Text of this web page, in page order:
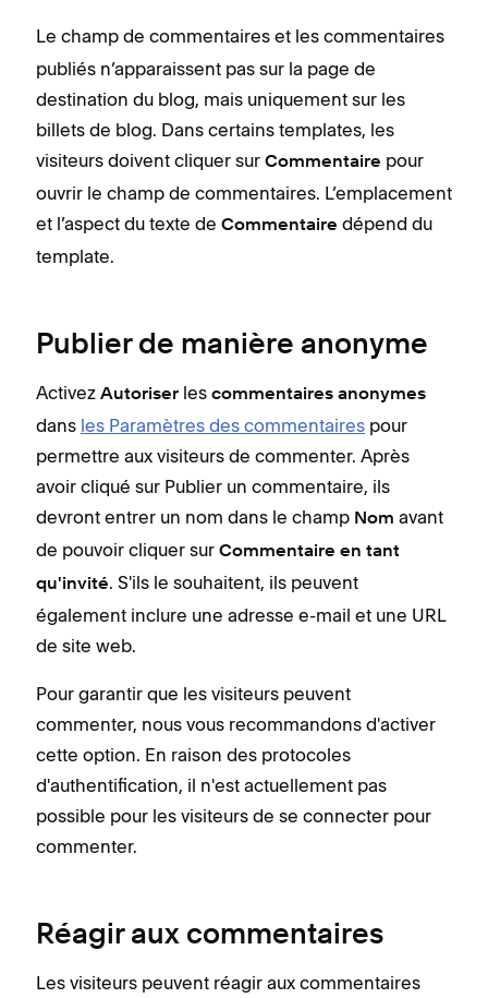
Le champ de commentaires et les commentaires
publiés n’apparaissent pas sur la page de
destination du blog, mais uniquement sur les
billets de blog. Dans certains templates, les
visiteurs doivent cliquer sur Commentaire pour
ouvrir le champ de commentaires. L’emplacement
et l’aspect du texte de Commentaire dépend du
template.
Publier de manière anonyme
Activez Autoriser les commentaires anonymes
dans les Paramètres des commentaires pour
permettre aux visiteurs de commenter. Après
avoir cliqué sur Publier un commentaire, ils
devront entrer un nom dans le champ Nom avant
de pouvoir cliquer sur Commentaire en tant
qu'invité. S'ils le souhaitent, ils peuvent
également inclure une adresse e-mail et une URL
de site web.
Pour garantir que les visiteurs peuvent
commenter, nous vous recommandons d'activer
cette option. En raison des protocoles
d'authentification, il n'est actuellement pas
possible pour les visiteurs de se connecter pour
commenter.
Réagir aux commentaires
Les visiteurs peuvent réagir aux commentaires